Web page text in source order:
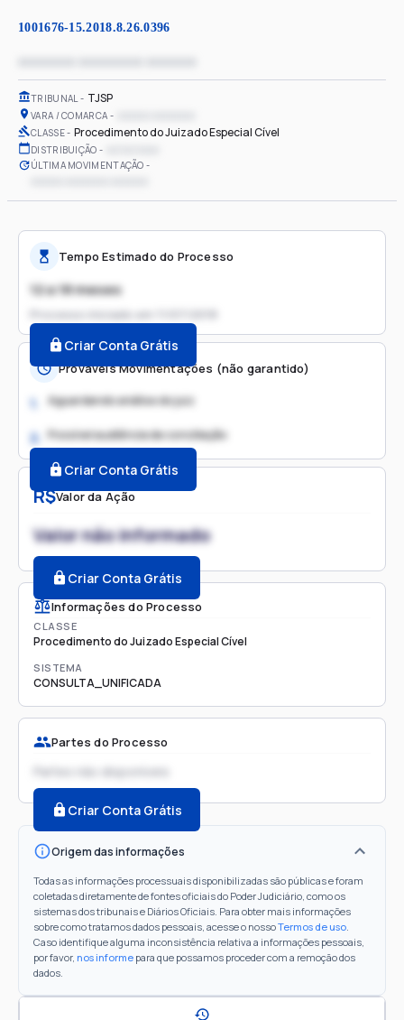
1001676-15.2018.8.26.0396
TRIBUNAL TJSP
VARA / COMARCA
CLASSE Procedimento do Juizado Especial Cível
DISTRIBUIÇÃO
ÚLTIMA MOVIMENTAÇÃO
R$Valor da Ação
Valor não informado
Criar Conta Grátis
Informações do Processo
CLASSE
Procedimento do Juizado Especial Cível
SISTEMA
CONSULTA_UNIFICADA
Partes do Processo
Partes não disponíveis
Criar Conta Grátis
Origem das informações
Todas as informações processuais disponibilizadas são públicas e foram
coletadas diretamente de fontes oficiais do Poder Judiciário, como os
sistemas dos tribunais e Diários Oficiais. Para obter mais informações
sobre como tratamos dados pessoais, acesse o nossoTermos de uso.
Caso identifique alguma inconsistência relativa a informações pessoais,
por favor, nos informe para que possamos proceder com a remoção dos
dados.
Tempo Estimado do Processo
12 a 18 meses
Processo iniciado em
Criar Conta Grátis
Prováveis Movimentações (não garantido)
1. Aguardando análise do juiz
2. Possível audiência de conciliação
Criar Conta Grátis